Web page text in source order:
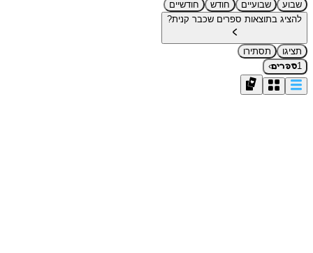
שבוע שבועיים חודש
חודשיים
להציג בתוצאות ספרים שכבר קנית?
תציגו
תסתירו
1ספרים›